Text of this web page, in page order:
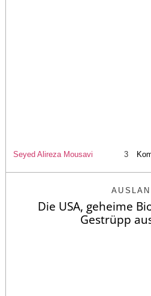
Seyed Alireza Mousavi 3
Die USA, geheime
Gestrüpp